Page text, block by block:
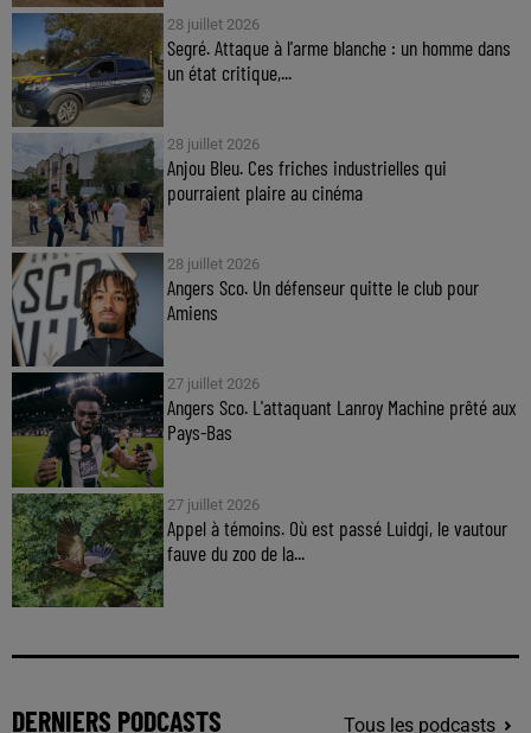
28 juillet 2026
Segré. Attaque à l'arme blanche : un homme dans
un état critique,...
28 juillet 2026
Anjou Bleu. Ces friches industrielles qui
pourraient plaire au cinéma
28 juillet 2026
Angers Sco. Un défenseur quitte le club pour
Amiens
27 juillet 2026
Angers Sco. L'attaquant Lanroy Machine prêté aux
Pays-Bas
27 juillet 2026
Appel à témoins. Où est passé Luidgi, le vautour
fauve du zoo de la...
DERNIERS PODCASTS Tous les podcasts